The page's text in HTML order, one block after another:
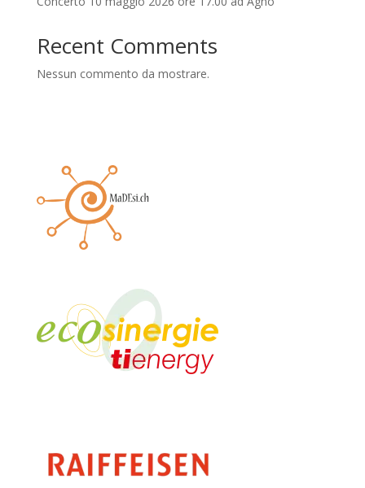
Recent Comments
Nessun commento da mostrare.